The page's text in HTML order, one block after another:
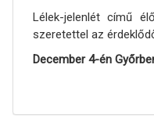
Lélek-jelenlét című
szeretettel az
December 4-én